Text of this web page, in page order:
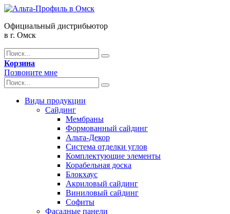
Официальный дистрибьютор
в г. Омск
Корзина
Позвоните мне
Виды продукции
Сайдинг
Мембраны
Формованный сайдинг
Альта-Декор
Система отделки углов
Комплектующие элементы
Корабельная доска
Блокхаус
Акриловый сайдинг
Виниловый сайдинг
Софиты
Фасадные панели